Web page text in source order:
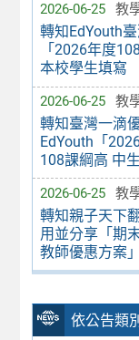
2026-06-25 教
轉知EdYouth
「2026年度
本校學生填寫
2026-06-25 教
轉知臺灣一滴
EdYouth「
108課綱高 中生
2026-06-25 教
轉知親子天下
用並分享「期
教師優惠方案」
依公告類